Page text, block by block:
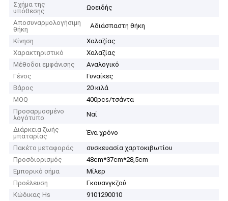
Σχήμα της
υπόθεσης
Ωοειδής
Αποσυναρμολογήσιμη
θήκη
Αδιάσπαστη θήκη
Κίνηση
Χαλαζίας
Χαρακτηριστικό
Χαλαζίας
Μέθοδοι εμφάνισης
Αναλογικό
Γένος
Γυναίκες
Βάρος
20 κιλά
MOQ
400pcs/τσάντα
Προσαρμοσμένο
λογότυπο
Ναί
Διάρκεια ζωής
μπαταρίας
Ένα χρόνο
Πακέτο μεταφοράς
συσκευασία χαρτοκιβωτίου
Προσδιορισμός
48cm*37cm*28,5cm
Εμπορικό σήμα
Μίλερ
Προέλευση
Γκουανγκζού
Κώδικας Hs
9101290010